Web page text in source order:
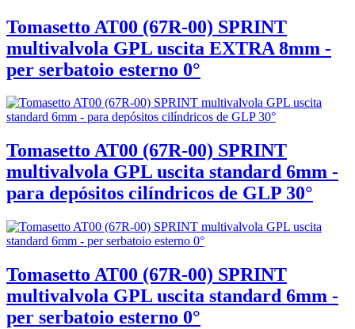
Tomasetto AT00 (67R-00) SPRINT
multivalvola GPL uscita EXTRA 8mm -
per serbatoio esterno 0°
Tomasetto AT00 (67R-00) SPRINT
multivalvola GPL uscita standard 6mm -
para depósitos cilíndricos de GLP 30°
Tomasetto AT00 (67R-00) SPRINT
multivalvola GPL uscita standard 6mm -
per serbatoio esterno 0°